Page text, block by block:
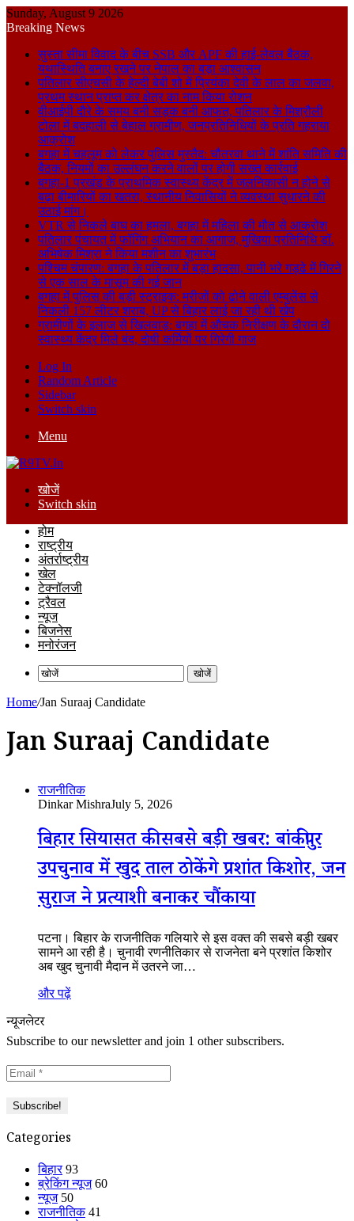
Sunday, August 9 2026
Breaking News
सुस्ता सीमा विवाद के बीच SSB और APF की हाई-लेवल बैठक,
यथास्थिति बनाए रखने पर नेपाल का बड़ा आश्वासन
पतिलार सीएचसी के हेल्दी बेबी शो में प्रियंका देवी के लाल का जलवा,
प्रथम स्थान प्राप्त कर क्षेत्र का नाम किया रोशन
वीआईपी दौरे के समय बनी सड़क बनी आफत, पतिलार के मिश्रौली
टोला में बदहाली से बेहाल ग्रामीण, जनप्रतिनिधियों के प्रति गहराया
आक्रोश
बगहा में चहलूम को लेकर पुलिस मुस्तैद: चौतरवा थाने में शांति समिति की
बैठक, नियमों का उल्लंघन करने वालों पर होगी सख्त कार्रवाई
बगहा-1 प्रखंड के प्राथमिक स्वास्थ्य केंद्र में जलनिकासी न होने से
बढ़ा बीमारियों का खतरा, स्थानीय निवासियों ने व्यवस्था सुधारने की
उठाई मांग।
VTR से निकले बाघ का हमला, बगहा में महिला की मौत से आक्रोश
पतिलार पंचायत में फॉगिंग अभियान का आगाज, मुखिया प्रतिनिधि डॉ.
अभिषेक मिश्रा ने किया मशीन का शुभारंभ
पश्चिम चंपारण: बगहा के पतिलार में बड़ा हादसा, पानी भरे गड्ढे में गिरने
से एक साल के मासूम की गई जान
बगहा में पुलिस की बड़ी स्ट्राइक: मरीजों को ढोने वाली एम्बुलेंस से
निकली 157 लीटर शराब, UP से बिहार लाई जा रही थी खेप
ग्रामीणों के इलाज से खिलवाड़: बगहा में औचक निरीक्षण के दौरान दो
स्वास्थ्य केंद्र मिले बंद, दोषी कर्मियों पर गिरेगी गाज
Log In
Random Article
Sidebar
Switch skin
Menu
खोजें
Switch skin
होम
राष्ट्रीय
अंतर्राष्ट्रीय
खेल
टेक्नॉलजी
ट्रैवल
न्यूज
बिजनेस
मनोरंजन
खोजें
Home/Jan Suraaj Candidate
Jan Suraaj Candidate
राजनीतिक
Dinkar MishraJuly 5, 2026
बिहार सियासत की सबसे बड़ी खबर: बांकीपुर
उपचुनाव में खुद ताल ठोकेंगे प्रशांत किशोर, जन
सुराज ने प्रत्याशी बनाकर चौंकाया
पटना। बिहार के राजनीतिक गलियारे से इस वक्त की सबसे बड़ी खबर
सामने आ रही है। चुनावी रणनीतिकार से राजनेता बने प्रशांत किशोर
अब खुद चुनावी मैदान में उतरने जा…
और पढ़ें
न्यूजलेटर
Subscribe to our newsletter and join 1 other subscribers.
Categories
बिहार 93
ब्रेकिंग न्यूज 60
न्यूज 50
राजनीतिक 41